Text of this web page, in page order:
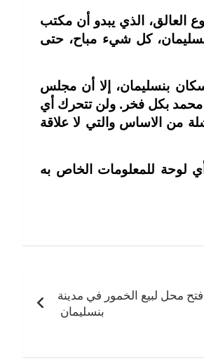
العالق، الذي يبدو أن مكتب
كل شيء مباح، حتى
بنسليمان، إلا أن مجلس
محمد بكل فخر. ولن تتحرك أي
من الاساس والتي لا علاقة
لوحة للمعلومات الخاص به
محل لبيع الخمور في مدينة
بنسليمان